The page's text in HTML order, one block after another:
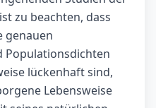
zu beachten, dass
genauen
Populationsdichten
lückenhaft sind,
Lebensweise